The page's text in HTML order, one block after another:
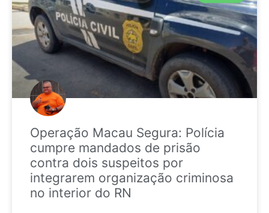
Operação Macau Segura: Polícia
cumpre mandados de prisão
contra dois suspeitos por
integrarem organização criminosa
no interior do RN